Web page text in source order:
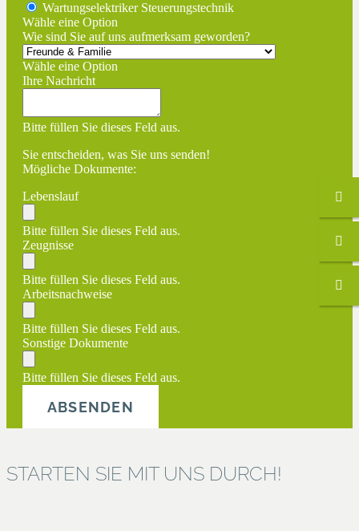
Wartungselektriker Steuerungstechnik
Wähle eine Option
Wie sind Sie auf uns aufmerksam geworden?
Wähle eine Option
Ihre Nachricht
Bitte füllen Sie dieses Feld aus.
Sie entscheiden, was Sie uns senden!
Mögliche Dokumente:
Lebenslauf
Bitte füllen Sie dieses Feld aus.
Zeugnisse
Bitte füllen Sie dieses Feld aus.
Arbeitsnachweise
Bitte füllen Sie dieses Feld aus.
Sonstige Dokumente
Bitte füllen Sie dieses Feld aus.
ABSENDEN
STARTEN SIE MIT UNS DURCH!